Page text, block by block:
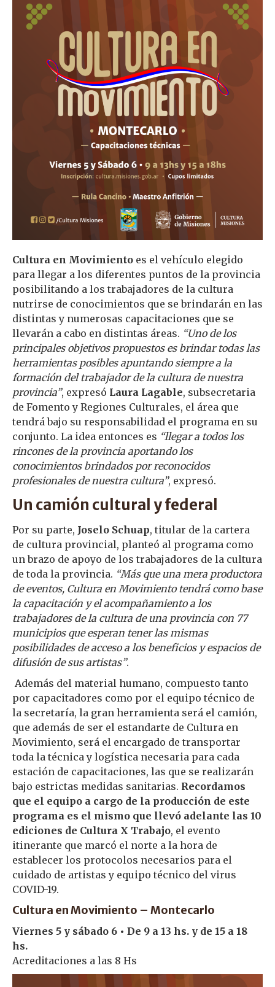
Cultura en Movimiento es el vehículo elegido
para llegar a los diferentes puntos de la provincia
posibilitando a los trabajadores de la cultura
nutrirse de conocimientos que se brindarán en las
distintas y numerosas capacitaciones que se
llevarán a cabo en distintas áreas. “Uno de los
principales objetivos propuestos es brindar todas las
herramientas posibles apuntando siempre a la
formación del trabajador de la cultura de nuestra
provincia”, expresó Laura Lagable, subsecretaria
de Fomento y Regiones Culturales, el área que
tendrá bajo su responsabilidad el programa en su
conjunto. La idea entonces es “llegar a todos los
rincones de la provincia aportando los
conocimientos brindados por reconocidos
profesionales de nuestra cultura”, expresó.
Un camión cultural y federal
Por su parte, Joselo Schuap, titular de la cartera
de cultura provincial, planteó al programa como
un brazo de apoyo de los trabajadores de la cultura
de toda la provincia. “Más que una mera productora
de eventos, Cultura en Movimiento tendrá como base
la capacitación y el acompañamiento a los
trabajadores de la cultura de una provincia con 77
municipios que esperan tener las mismas
posibilidades de acceso a los beneficios y espacios de
difusión de sus artistas”.
Además del material humano, compuesto tanto
por capacitadores como por el equipo técnico de
la secretaría, la gran herramienta será el camión,
que además de ser el estandarte de Cultura en
Movimiento, será el encargado de transportar
toda la técnica y logística necesaria para cada
estación de capacitaciones, las que se realizarán
bajo estrictas medidas sanitarias. Recordamos
que el equipo a cargo de la producción de este
programa es el mismo que llevó adelante las 10
ediciones de Cultura X Trabajo, el evento
itinerante que marcó el norte a la hora de
establecer los protocolos necesarios para el
cuidado de artistas y equipo técnico del virus
COVID-19.
Cultura en Movimiento – Montecarlo
Viernes 5 y sábado 6 • De 9 a 13 hs. y de 15 a 18
hs.
Acreditaciones a las 8 Hs